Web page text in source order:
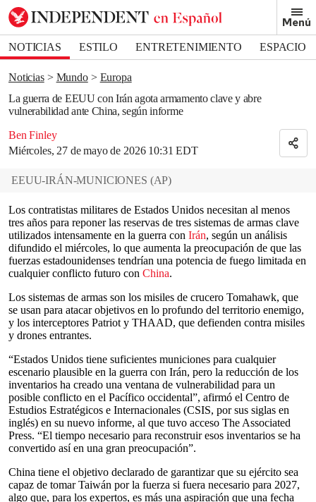
Menú
NOTICIAS ESTILO ENTRETENIMIENTO
ESPACIO
DEPORTES
Noticias Mundo
Europa
La guerra de EEUU con Irán agota armamento clave y abre
vulnerabilidad ante China, según informe
Ben Finley
Miércoles, 27 de mayo de 2026 10:31 EDT
Bookmark popover
Removed from bookmarks
Close popover
EEUU-IRÁN-MUNICIONES (AP)
Los contratistas militares de Estados Unidos necesitan al menos
tres años para reponer las reservas de tres sistemas de armas clave
utilizados intensamente en la guerra con Irán, según un análisis
difundido el miércoles, lo que aumenta la preocupación de que las
fuerzas estadounidenses tendrían una potencia de fuego limitada en
cualquier conflicto futuro con China.
Los sistemas de armas son los misiles de crucero Tomahawk, que
se usan para atacar objetivos en lo profundo del territorio enemigo,
y los interceptores Patriot y THAAD, que defienden contra misiles
y drones entrantes.
“Estados Unidos tiene suficientes municiones para cualquier
escenario plausible en la guerra con Irán, pero la reducción de los
inventarios ha creado una ventana de vulnerabilidad para un
posible conflicto en el Pacífico occidental”, afirmó el Centro de
Estudios Estratégicos e Internacionales (CSIS, por sus siglas en
inglés) en su nuevo informe, al que tuvo acceso The Associated
Press. “El tiempo necesario para reconstruir esos inventarios se ha
convertido así en una gran preocupación”.
China tiene el objetivo declarado de garantizar que su ejército sea
capaz de tomar Taiwán por la fuerza si fuera necesario para 2027,
algo que, para los expertos, es más una aspiración que una fecha